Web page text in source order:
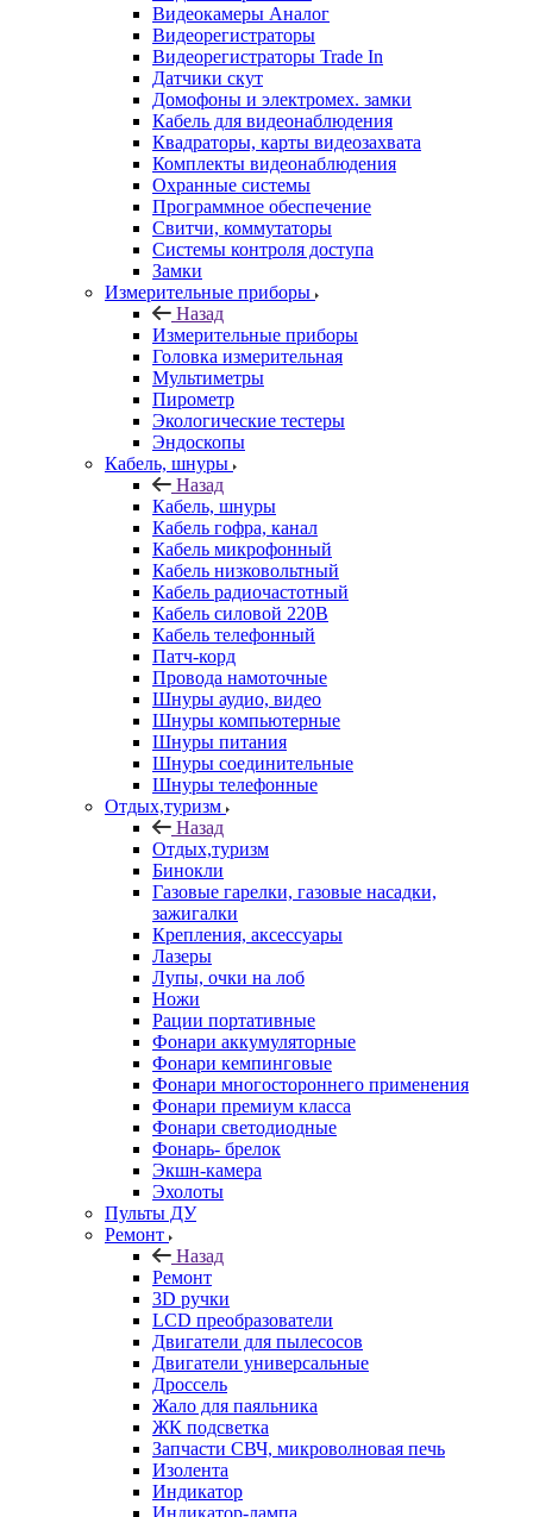
Видеокамеры Аналог
Видеорегистраторы
Видеорегистраторы Trade In
Датчики скут
Домофоны и электромех. замки
Кабель для видеонаблюдения
Квадраторы, карты видеозахвата
Комплекты видеонаблюдения
Охранные системы
Программное обеспечение
Свитчи, коммутаторы
Системы контроля доступа
Замки
Измерительные приборы
Назад
Измерительные приборы
Головка измерительная
Мультиметры
Пирометр
Экологические тестеры
Эндоскопы
Кабель, шнуры
Назад
Кабель, шнуры
Кабель гофра, канал
Кабель микрофонный
Кабель низковольтный
Кабель радиочастотный
Кабель силовой 220В
Кабель телефонный
Патч-корд
Провода намоточные
Шнуры аудио, видео
Шнуры компьютерные
Шнуры питания
Шнуры соединительные
Шнуры телефонные
Отдых,туризм
Назад
Отдых,туризм
Бинокли
Газовые гарелки, газовые насадки,
зажигалки
Крепления, аксессуары
Лазеры
Лупы, очки на лоб
Ножи
Рации портативные
Фонари аккумуляторные
Фонари кемпинговые
Фонари многостороннего применения
Фонари премиум класса
Фонари светодиодные
Фонарь- брелок
Экшн-камера
Эхолоты
Пульты ДУ
Ремонт
Назад
Ремонт
3D ручки
LCD преобразователи
Двигатели для пылесосов
Двигатели универсальные
Дроссель
Жало для паяльника
ЖК подсветка
Запчасти СВЧ, микроволновая печь
Изолента
Индикатор
Индикатор-лампа